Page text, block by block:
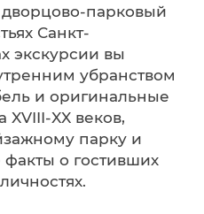
парковый
Санкт-
экскурсии вы
убранством
и оригинальные
XX веков,
парку и
о гостивших